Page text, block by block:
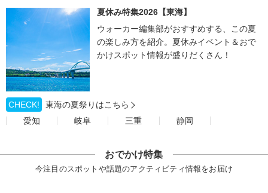
夏休み特集2026【東海】
ウォーカー編集部がおすすめする、この夏
の楽しみ方を紹介。夏休みイベント＆おで
かけスポット情報が盛りだくさん！
CHECK!
東海の夏祭りはこちら
愛知
岐阜 三重 静岡
おでかけ特集
今注目のスポットや話題のアクティビティ情報をお届け